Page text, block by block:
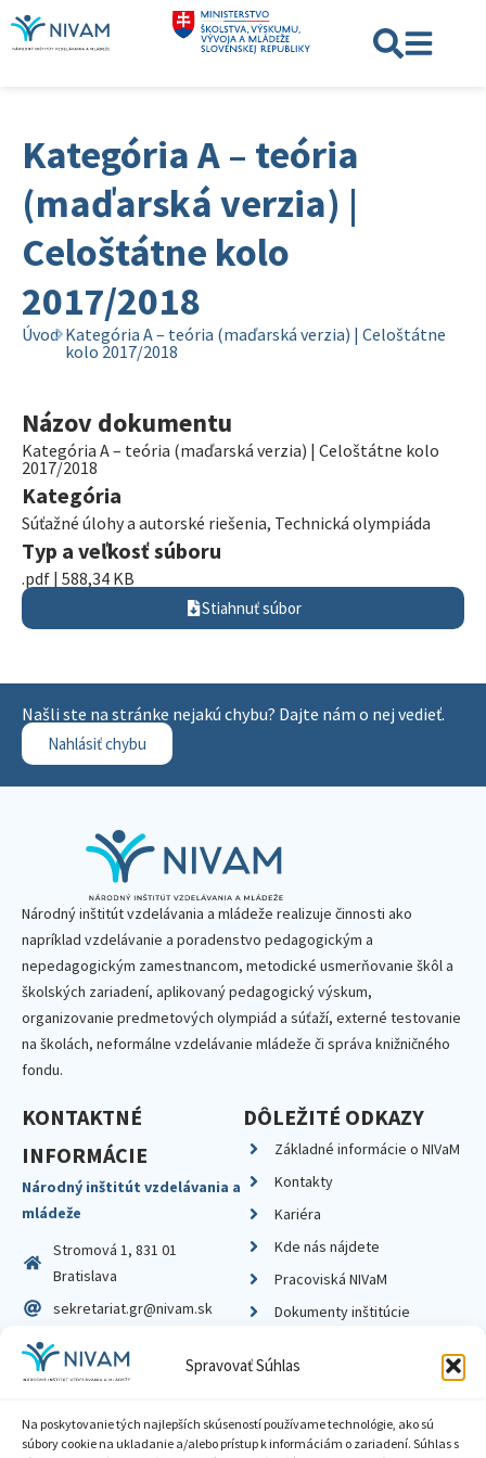
Spravovať Súhlas
Na poskytovanie tých najlepších skúseností používame technológie, ako sú
súbory cookie na ukladanie a/alebo prístup k informáciám o zariadení. Súhlas s
Kategória A – teória
(maďarská verzia) |
Celoštátne kolo
2017/2018
Úvod Kategória A – teória (maďarská verzia) | Celoštátne
kolo 2017/2018
Názov dokumentu
Kategória A – teória (maďarská verzia) | Celoštátne kolo
2017/2018
Kategória
Súťažné úlohy a autorské riešenia, Technická olympiáda
Typ a veľkosť súboru
.pdf | 588,34 KB
Stiahnuť súbor
Našli ste na stránke nejakú chybu? Dajte nám o nej vedieť.
Nahlásiť chybu
Národný inštitút vzdelávania a mládeže realizuje činnosti ako
napríklad vzdelávanie a poradenstvo pedagogickým a
nepedagogickým zamestnancom, metodické usmerňovanie škôl a
školských zariadení, aplikovaný pedagogický výskum,
organizovanie predmetových olympiád a súťaží, externé testovanie
na školách, neformálne vzdelávanie mládeže či správa knižničného
fondu.
KONTAKTNÉ
INFORMÁCIE
Národný inštitút vzdelávania a
mládeže
Stromová 1, 831 01
Bratislava
sekretariat.gr@nivam.sk
IČO: 00164348
DIČ: 2020798714
DÔLEŽITÉ ODKAZY
Základné informácie o NIVaM
Kontakty
Kariéra
Kde nás nájdete
Pracoviská NIVaM
Dokumenty inštitúcie